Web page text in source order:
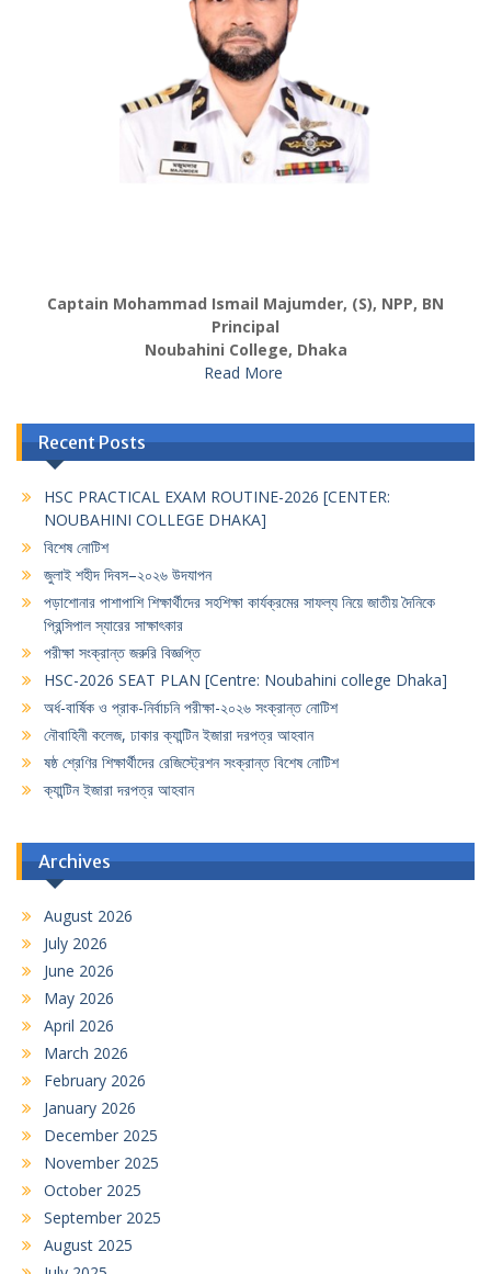
Captain Mohammad Ismail Majumder, (S), NPP, BN
Principal
Noubahini College, Dhaka
Read More
Recent Posts
HSC PRACTICAL EXAM ROUTINE-2026 [CENTER:
NOUBAHINI COLLEGE DHAKA]
বিশেষ নোটিশ
জুলাই শহীদ দিবস–২০২৬ উদযাপন
পড়াশোনার পাশাপাশি শিক্ষার্থীদের সহশিক্ষা কার্যক্রমের সাফল্য নিয়ে জাতীয় দৈনিকে
প্রিন্সিপাল স্যারের সাক্ষাৎকার
পরীক্ষা সংক্রান্ত জরুরি বিজ্ঞপ্তি
HSC-2026 SEAT PLAN [Centre: Noubahini college Dhaka]
অর্ধ-বার্ষিক ও প্রাক-নির্বাচনি পরীক্ষা-২০২৬ সংক্রান্ত নোটিশ
নৌবাহিনী কলেজ, ঢাকার ক্যান্টিন ইজারা দরপত্র আহবান
ষষ্ঠ শ্রেণির শিক্ষার্থীদের রেজিস্ট্রেশন সংক্রান্ত বিশেষ নোটিশ
ক্যান্টিন ইজারা দরপত্র আহবান
Archives
August 2026
July 2026
June 2026
May 2026
April 2026
March 2026
February 2026
January 2026
December 2025
November 2025
October 2025
September 2025
August 2025